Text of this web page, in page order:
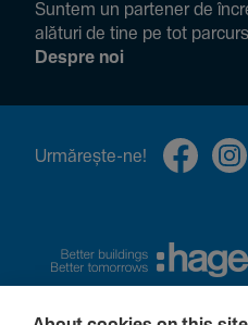
Suntem un partener de
alături de tine pe tot
Despre noi
Urmă­rește-ne!